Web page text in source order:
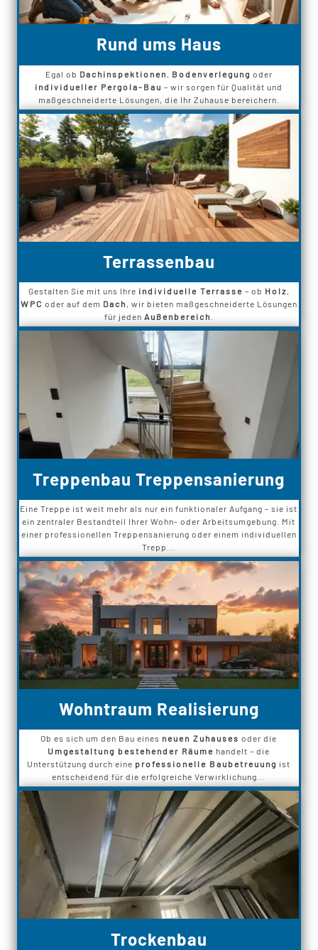
Rund ums Haus
Egal ob Dachinspektionen Bodenverlegung oder
individueller Pergola-Bau – wir sorgen für Qualität und
maßgeschneiderte Lösungen, die Ihr Zuhause bereichern.
Terrassenbau
Gestalten Sie mit uns Ihre individuelle Terrasse – ob Holz,
WPC oder auf dem Dach , wir bieten maßgeschneiderte Lösungen
für jeden Außenbereich
Treppenbau Treppensanierung
Eine Treppe ist weit mehr als nur ein funktionaler Aufgang – sie ist
ein zentraler Bestandteil Ihrer Wohn- oder Arbeitsumgebung. Mit
einer professionellen Treppensanierung oder einem individuellen
Trepp...
Wohntraum Realisierung
Ob es sich um den Bau eines neuen Zuhauses oder die
Umgestaltung bestehender Räume handelt – die
Unterstützung durch eine professionelle Baubetreuung ist
entscheidend für die erfolgreiche Verwirklichung...
Trockenbau